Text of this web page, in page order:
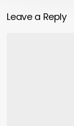
Leave a Reply